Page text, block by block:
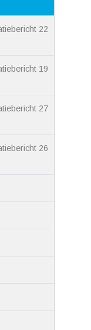
22
19
27
26